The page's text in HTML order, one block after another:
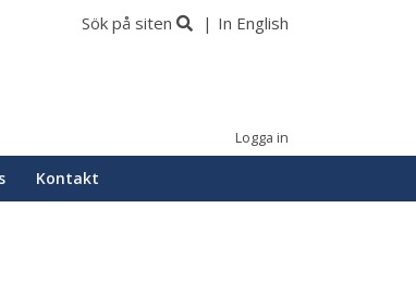
Sök på siten In English
Logga in
Kontakt